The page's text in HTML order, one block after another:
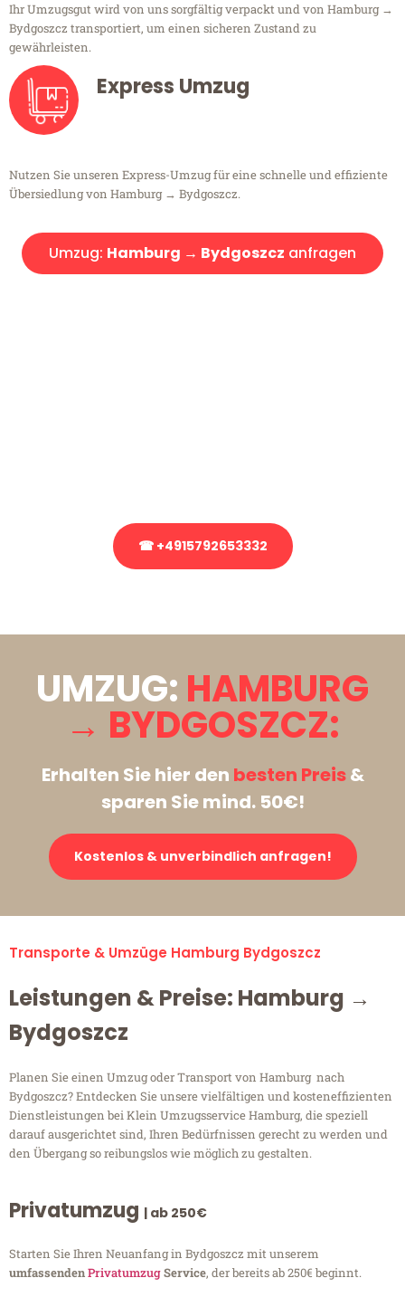
Ihr Umzugsgut wird von uns sorgfältig verpackt und von Hamburg →
Bydgoszcz transportiert, um einen sicheren Zustand zu
gewährleisten.
Express Umzug
Nutzen Sie unseren Express-Umzug für eine schnelle und effiziente
Übersiedlung von Hamburg → Bydgoszcz.
Umzug: Hamburg → Bydgoszcz anfragen
☎ +4915792653332
UMZUG: HAMBURG
→ BYDGOSZCZ:
Erhalten Sie hier den besten Preis&
sparen Sie mind. 50€!
Kostenlos & unverbindlich anfragen!
Transporte & Umzüge Hamburg Bydgoszcz
Leistungen & Preise: Hamburg →
Bydgoszcz
Planen Sie einen Umzug oder Transport von Hamburg nach
Bydgoszcz? Entdecken Sie unsere vielfältigen und kosteneffizienten
Dienstleistungen bei Klein Umzugsservice Hamburg, die speziell
darauf ausgerichtet sind, Ihren Bedürfnissen gerecht zu werden und
den Übergang so reibungslos wie möglich zu gestalten.
Privatumzug | ab 250€
Starten Sie Ihren Neuanfang in Bydgoszcz mit unserem
umfassendenPrivatumzugService, der bereits ab 250€ beginnt.